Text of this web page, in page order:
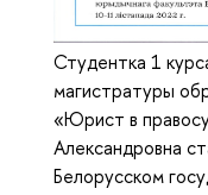
Студентка 1
магистратуры
«Юрист в
Александровна
Белорусском